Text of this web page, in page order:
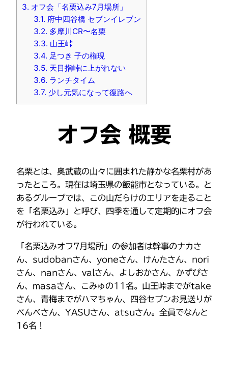
3. オフ会「名栗込み7月場所」
3.1. 府中四谷橋 セブンイレブン
3.2. 多摩川CR〜名栗
3.3. 山王峠
3.4. 足つき 子の権現
3.5. 天目指峠に上がれない
3.6. ランチタイム
3.7. 少し元気になって復路へ
オフ会 概要
名栗とは、奥武蔵の山々に囲まれた静かな名栗村があ
ったところ。現在は埼玉県の飯能市となっている。と
あるグループでは、この山だらけのエリアを走ること
を「名栗込み」と呼び、四季を通して定期的にオフ会
が行われている。
「名栗込みオフ7月場所」の参加者は幹事のナカさ
ん、sudobanさん、yoneさん、けんたさん、nori
さん、nanさん、valさん、よしおかさん、かずぴさ
ん、masaさん、こみゅの11名。山王峠までがtake
さん、青梅までがハマちゃん、四谷セブンお見送りが
べんべさん、YASUさん、atsuさん。全員でなんと
16名！